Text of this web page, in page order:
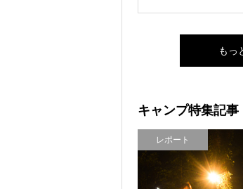
もっ
キャンプ特集記事
レポート